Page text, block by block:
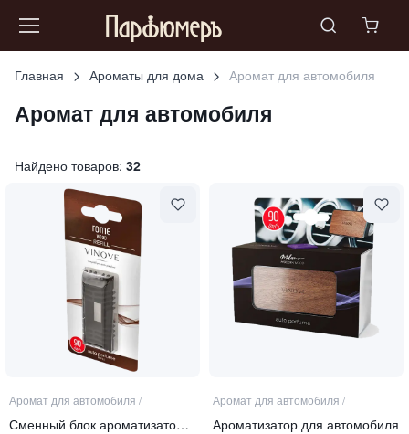
Главная Ароматы для дома Аромат для автомобиля
Аромат для автомобиля
Найдено товаров: 32
Аромат для автомобиля /
Сменный блок ароматизатора ROME
Аромат для автомобиля /
Ароматизатор для автомобиля